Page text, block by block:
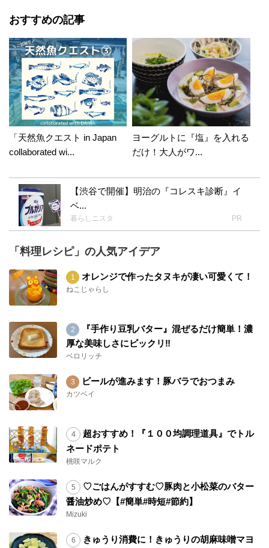
おすすめの記事
「天然魚クエスト in Japan
collaborated wi...
ヨーグルトに『塩』を入れる
だけ！大人がワ...
【渋谷で開催】明治の『コレスキ診断』イ
ベ...
暮らしニスタ PR
「料理レシピ」の人気アイデア
オレンジで作ったタヌキが凄い可愛くて！
ねこじゃらし
『手作り豆乳バター』混ぜるだけ簡単！濃
厚な美味しさにビックリ‼︎
ベロリッチ
ビールが進みます！豚バラでおつまみ
カツベイ
超おすすめ！『１００均調理道具』でトル
ネードポテト
桃咲マルク
♡ごはんがすすむ♡豚肉と小松菜のバター
醤油炒め♡【#簡単#時短#節約】
Mizuki
きゅうり消費に！きゅうりの胡麻味噌マヨ